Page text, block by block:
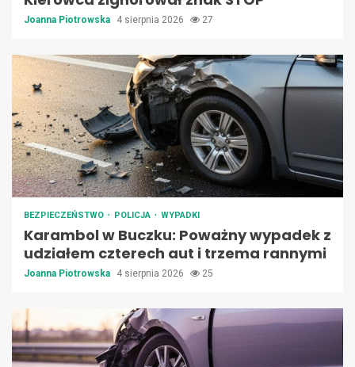
Joanna Piotrowska 4 sierpnia 2026 27
BEZPIECZEŃSTWO POLICJA WYPADKI
Karambol w Buczku: Poważny wypadek z
udziałem czterech aut i trzema rannymi
Joanna Piotrowska 4 sierpnia 2026 25